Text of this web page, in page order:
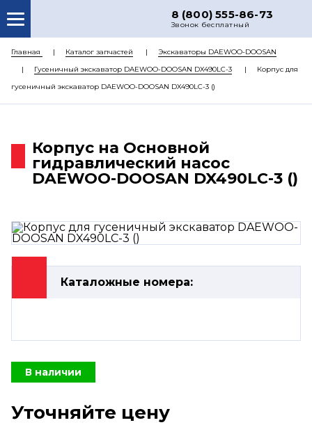
8 (800) 555-86-73
Звонок бесплатный
О НАС
КАТАЛОГ ЗАПЧАСТЕЙ
РЕМОНТ
ЦЕНЫ
КОНТАКТЫ
Главная Каталог запчастей
Экскаваторы DAEWOO-DOOSAN
Гусеничный экскаватор DAEWOO-DOOSAN DX490LC-3
Корпус для
гусеничный экскаватор DAEWOO-DOOSAN DX490LC-3 ()
Корпус на Основной
гидравлический насос
DAEWOO-DOOSAN DX490LC-3 ()
Каталожные номера:
В наличии
Уточняйте цену